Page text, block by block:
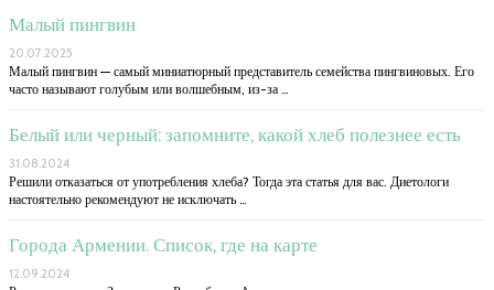
Малый пингвин
20.07.2025
Малый пингвин — самый миниатюрный представитель семейства пингвиновых. Его
часто называют голубым или волшебным, из-за …
Белый или черный: запомните, какой хлеб полезнее есть
31.08.2024
Решили отказаться от употребления хлеба? Тогда эта статья для вас. Диетологи
настоятельно рекомендуют не исключать …
Города Армении. Список, где на карте
12.09.2024